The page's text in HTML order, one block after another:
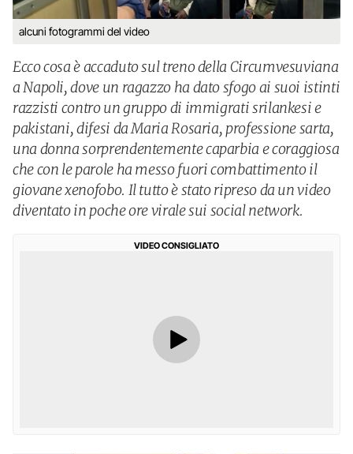
alcuni fotogrammi del video
Ecco cosa è accaduto sul treno della Circumvesuviana
a Napoli, dove un ragazzo ha dato sfogo ai suoi istinti
razzisti contro un gruppo di immigrati srilankesi e
pakistani, difesi da Maria Rosaria, professione sarta,
una donna sorprendentemente caparbia e coraggiosa
che con le parole ha messo fuori combattimento il
giovane xenofobo. Il tutto è stato ripreso da un video
diventato in poche ore virale sui social network.
VIDEO CONSIGLIATO